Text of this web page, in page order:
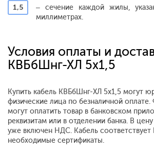
1,5
– сечение каждой жилы,
миллиметрах.
Условия оплаты и
КВБбШнг-ХЛ 5х1,5
Купить кабель КВБбШнг-ХЛ 5х1,5 могут
физические лица по безналичной
могут оплатить товар в банковском
реквизитам или в отделении банка. В
уже включен НДС. Кабель
необходимые сертификаты.